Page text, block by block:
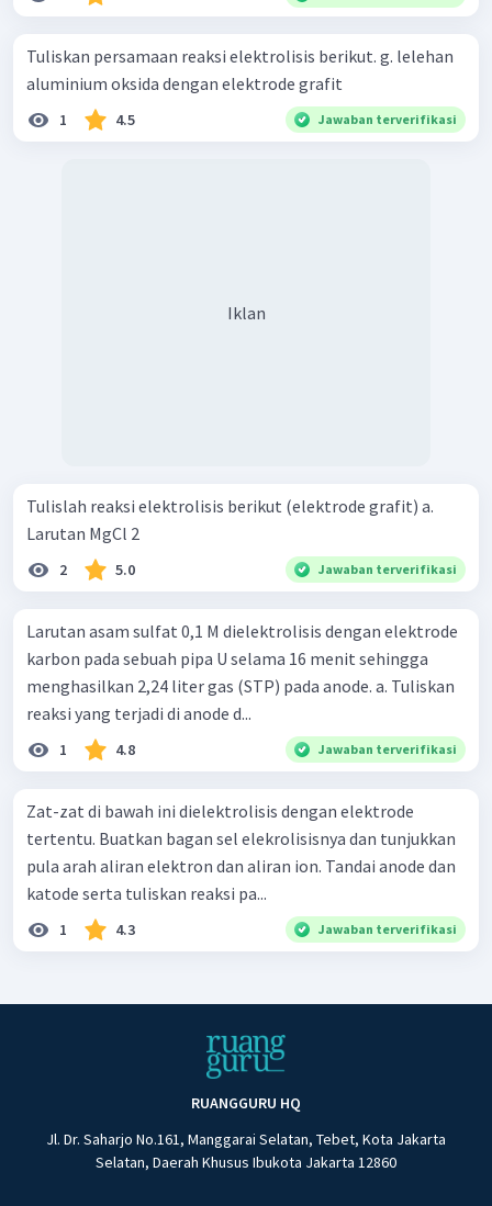
Tuliskan persamaan reaksi elektrolisis berikut. g. lelehan
aluminium oksida dengan elektrode grafit
1 4.5 Jawaban terverifikasi
Iklan
Tulislah reaksi elektrolisis berikut (elektrode grafit) a.
Larutan MgCl 2 ​
2 5.0 Jawaban terverifikasi
Larutan asam sulfat 0,1 M dielektrolisis dengan elektrode
karbon pada sebuah pipa U selama 16 menit sehingga
menghasilkan 2,24 liter gas (STP) pada anode. a. Tuliskan
reaksi yang terjadi di anode d...
1 4.8 Jawaban terverifikasi
Zat-zat di bawah ini dielektrolisis dengan elektrode
tertentu. Buatkan bagan sel elekrolisisnya dan tunjukkan
pula arah aliran elektron dan aliran ion. Tandai anode dan
katode serta tuliskan reaksi pa...
1 4.3 Jawaban terverifikasi
RUANGGURU HQ
Jl. Dr. Saharjo No.161, Manggarai Selatan, Tebet, Kota Jakarta
Selatan, Daerah Khusus Ibukota Jakarta 12860